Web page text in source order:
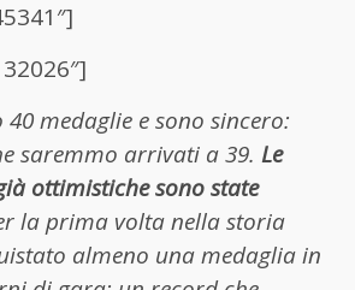
medaglie e sono sincero:
saremmo arrivati a 39. Le
ottimistiche sono state
la prima volta nella storia
almeno una medaglia in